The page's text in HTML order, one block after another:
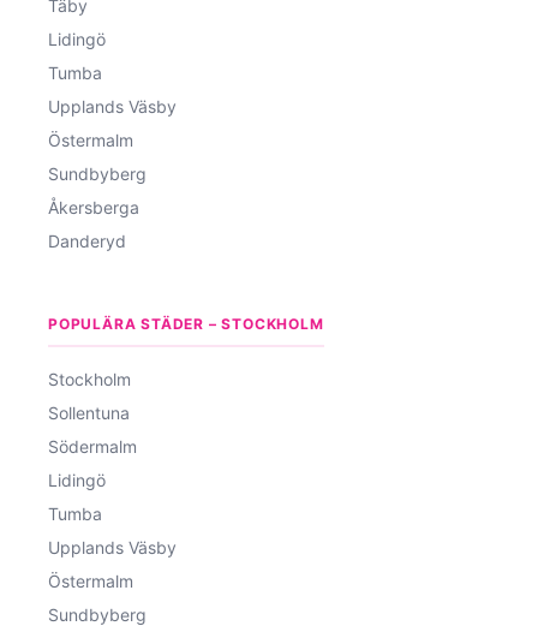
Täby
Lidingö
Tumba
Upplands Väsby
Östermalm
Sundbyberg
Åkersberga
Danderyd
POPULÄRA STÄDER – STOCKHOLM
Stockholm
Sollentuna
Södermalm
Lidingö
Tumba
Upplands Väsby
Östermalm
Sundbyberg